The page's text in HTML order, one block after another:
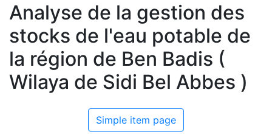
Analyse de la gestion des
stocks de l'eau potable de
la région de Ben Badis (
Wilaya de Sidi Bel Abbes )
Simple item page